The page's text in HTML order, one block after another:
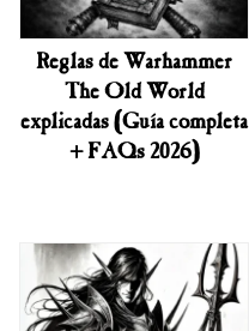
Reglas de Warhammer
The Old World
explicadas (Guía completa
+ FAQs 2026)